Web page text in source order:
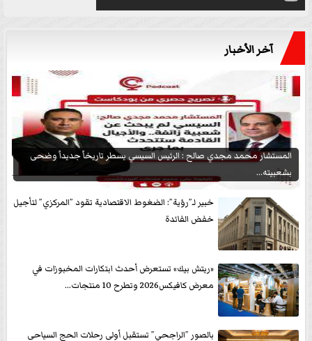
آخر الأخبار
المستشار محمد مجدي صالح : الرئيس السيسي يسطر تاريخاً جديداً وضحى
بشعبيته...
خبير لـ”رؤية”: الضغوط الاقتصادية تقود ”المركزي” لتأجيل
خفض الفائدة
«ريتش بيك» تستعرض أحدث ابتكارات المخبوزات في
معرض كافيكس2026 وتطرح 10 منتجات...
بالصور ”الراجحي” تستقبل أولى رحلات الحج السياحى